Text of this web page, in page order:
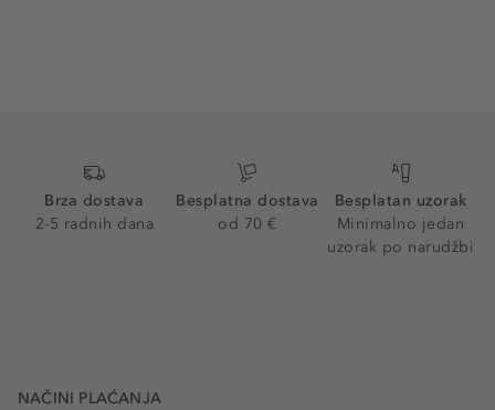
Brza dostava
2-5 radnih dana
Besplatna dostava
od 70 €
Besplatan uzorak
Minimalno jedan
uzorak po narudžbi
NAČINI PLAĆANJA